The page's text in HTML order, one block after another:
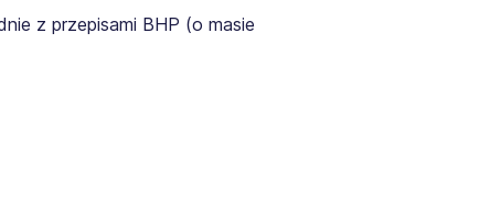
z przepisami BHP (o masie